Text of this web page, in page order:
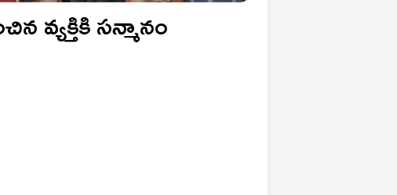
వ్యక్తికి సన్మానం